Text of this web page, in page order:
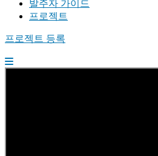
발주자 가이드
프로젝트
프로젝트 등록